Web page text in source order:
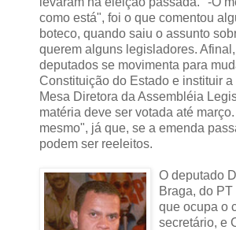
como está", foi o que comentou
boteco, quando saiu o assunto
querem alguns legisladores.
deputados se movimenta para
Constituição do Estado e instituir
Mesa Diretora da Assembléia
matéria deve ser votada até
mesmo", já que, se a emenda
podem ser reeleitos.
O deputado
Braga, do PT
que ocupa o
secretário, e